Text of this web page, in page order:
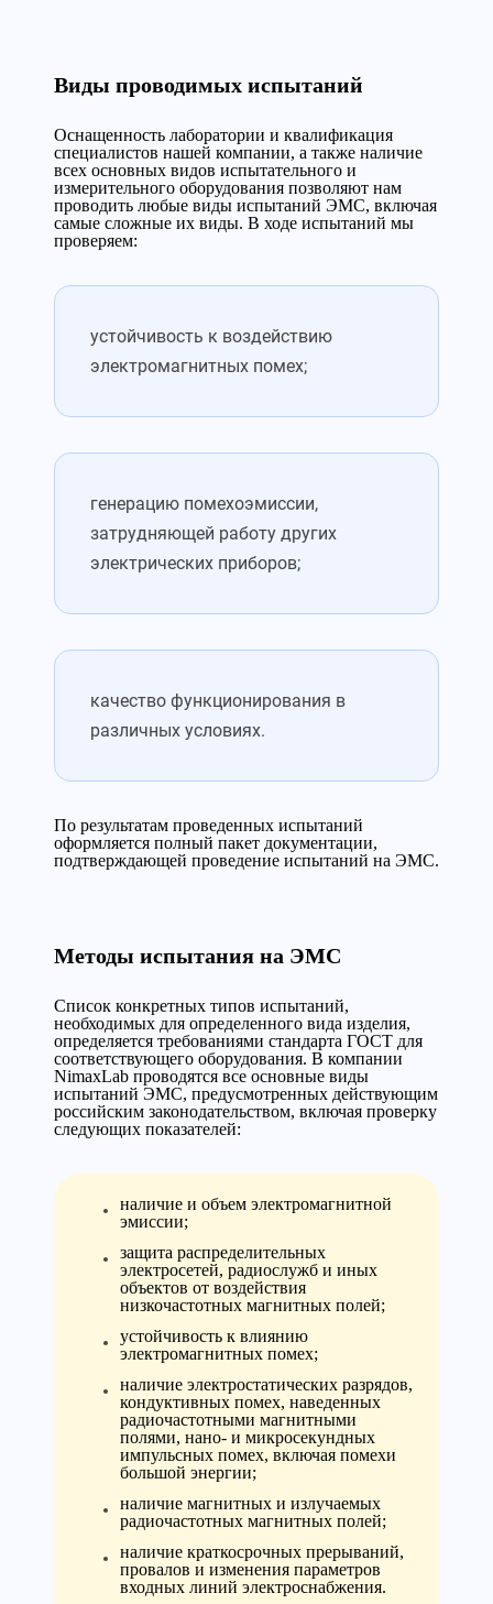
Виды проводимых испытаний
Оснащенность лаборатории и квалификация
специалистов нашей компании, а также наличие
всех основных видов испытательного и
измерительного оборудования позволяют нам
проводить любые виды испытаний ЭМС, включая
самые сложные их виды. В ходе испытаний мы
проверяем:
устойчивость к воздействию
электромагнитных помех;
генерацию помехоэмиссии,
затрудняющей работу других
электрических приборов;
качество функционирования в
различных условиях.
По результатам проведенных испытаний
оформляется полный пакет документации,
подтверждающей проведение испытаний на ЭМС.
Методы испытания на ЭМС
Список конкретных типов испытаний,
необходимых для определенного вида изделия,
определяется требованиями стандарта ГОСТ для
соответствующего оборудования. В компании
NimaxLab проводятся все основные виды
испытаний ЭМС, предусмотренных действующим
российским законодательством, включая проверку
следующих показателей:
наличие и объем электромагнитной
эмиссии;
защита распределительных
электросетей, радиослужб и иных
объектов от воздействия
низкочастотных магнитных полей;
устойчивость к влиянию
электромагнитных помех;
наличие электростатических разрядов,
кондуктивных помех, наведенных
радиочастотными магнитными
полями, нано- и микросекундных
импульсных помех, включая помехи
большой энергии;
наличие магнитных и излучаемых
радиочастотных магнитных полей;
наличие краткосрочных прерываний,
провалов и изменения параметров
входных линий электроснабжения.